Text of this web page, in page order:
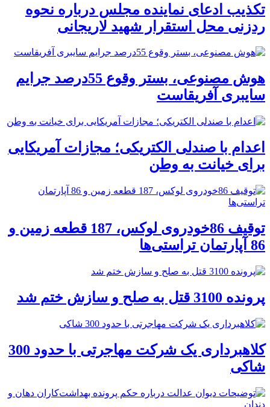
تکذیب ادعای نماینده مجلس درباره نحوه
ردزنی محل استقرار شهید لاریجانی
هوش مصنوعی، بستر وقوع 55درصد جرایم
سایبری آفریقاست
اعدام با صندلی الکتریکی؛ مجازات آمریکایی
برای خیانت به وطن
توقیف 86خودروی لوکس، 187 قطعه زمین و
86 آپارتمان تراستی‌ها
پرونده 3100 قتل به صلح و سازش ختم شد
کلاهبرداری یک شرکت مهاجرتی با حدود 300
شاکی